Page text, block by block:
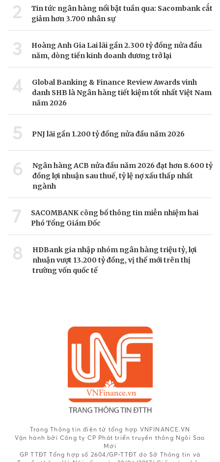
2
Tin tức ngân hàng nổi bật tuần qua: Sacombank cắt
giảm hơn 3.700 nhân sự
3
Hoàng Anh Gia Lai lãi gần 2.300 tỷ đồng nửa đầu
năm, dòng tiền kinh doanh dương trở lại
4
Global Banking & Finance Review Awards vinh
danh SHB là Ngân hàng tiết kiệm tốt nhất Việt Nam
năm 2026
5 PNJ lãi gần 1.200 tỷ đồng nửa đầu năm 2026
6
Ngân hàng ACB nửa đầu năm 2026 đạt hơn 8.600 tỷ
đồng lợi nhuận sau thuế, tỷ lệ nợ xấu thấp nhất
ngành
7
SACOMBANK công bố thông tin miễn nhiệm hai
Phó Tổng Giám Đốc
8
HDBank gia nhập nhóm ngân hàng triệu tỷ, lợi
nhuận vượt 13.200 tỷ đồng, vị thế mới trên thị
trường vốn quốc tế
Trang Thông tin điện tử tổng hợp VNFINANCE.VN
Vận hành bởi Công ty CP Phát triển truyền thông Ngôi Sao
Mới
GP TTĐT Tổng hợp số 2604/GP-TTĐT do Sở Thông tin và